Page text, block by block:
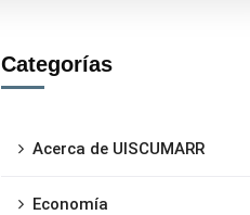
Categorías
Acerca de UISCUMARR
Economía